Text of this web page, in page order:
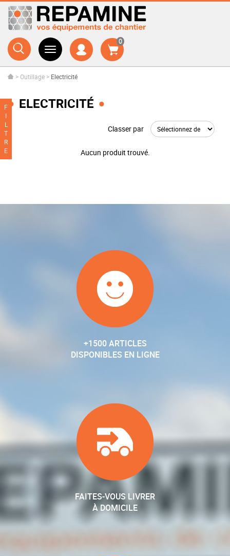
0
F
I
L
T
R
E
>Outillage > Electricité
ELECTRICITÉ
Classer par
Aucun produit trouvé.
+1500 ARTICLES
DISPONIBLES EN LIGNE
FAITES-VOUS LIVRER
À DOMICILE